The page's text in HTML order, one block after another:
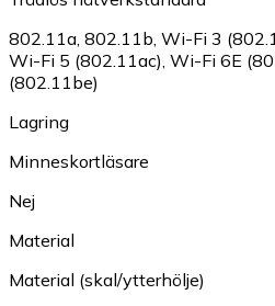
802.11a 802.11b Wi-Fi 3
Wi-Fi 5 (802.11ac) Wi-Fi 6E
(802.11be)
Lagring
Minneskortläsare
Nej
Material
Material (skal/ytterhölje)